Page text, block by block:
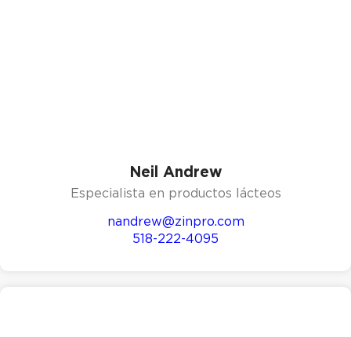
Neil Andrew
Especialista en productos lácteos
nandrew@zinpro.com
518-222-4095